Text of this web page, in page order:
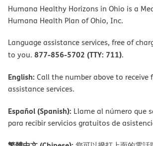
Humana Healthy Horizons in Ohio is a
Humana Health Plan of Ohio, Inc.
Language assistance services, free of
to you. 877-856-5702 (TTY: 711).
English: Call the number above to receive
assistance services.
Español (Spanish): Llame al número que
para recibir servicios gratuitos de